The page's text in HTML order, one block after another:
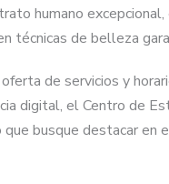
humano
técnicas de belleza
de servicios y
digital, el Centro de
busque destacar